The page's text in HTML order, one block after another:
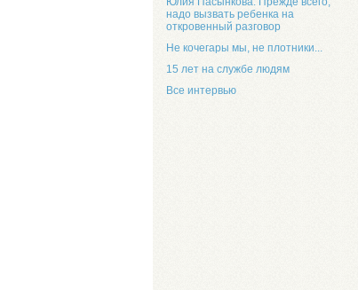
надо вызвать ребенка на
откровенный разговор
Не кочегары мы, не плотники...
15 лет на службе людям
Все интервью